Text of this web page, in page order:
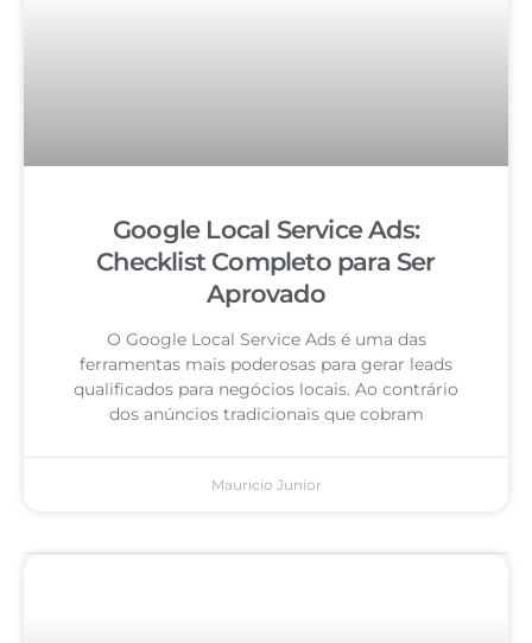
Google Local Service Ads:
Checklist Completo para Ser
Aprovado
O Google Local Service Ads é uma das
ferramentas mais poderosas para gerar leads
qualificados para negócios locais. Ao contrário
dos anúncios tradicionais que cobram
Mauricio Junior